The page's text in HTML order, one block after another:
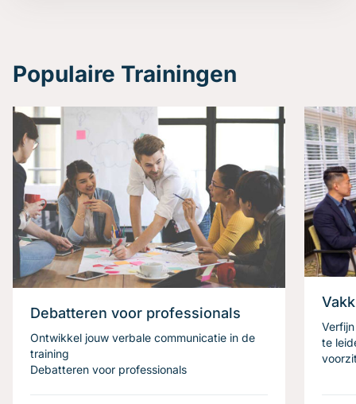
Populaire Trainingen
Debatteren voor professionals
Ontwikkel jouw verbale communicatie in de
training
Debatteren voor professionals
te